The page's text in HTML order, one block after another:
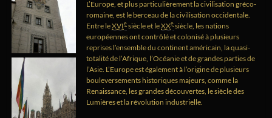
L’Europe, et plus particulièrement la civilisation gréco-
romaine, est le berceau de la civilisation occidentale.
Entre leXVIesiècle et leXXesiècle, les nations
européennes ont contrôlé et colonisé à plusieurs
reprises l’ensemble du continent américain, la quasi-
totalité de l’Afrique, l’Océanie et de grandes parties de
l’Asie. L’Europe est également à l’origine de plusieurs
bouleversements historiques majeurs, comme la
Renaissance, les grandes découvertes, le siècle des
Lumières et la révolution industrielle.